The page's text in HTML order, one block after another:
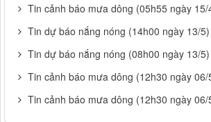
Tin cảnh báo mưa dông (05h55 ngày 15/
Tin dự báo nắng nóng (14h00 ngày 13/5)
Tin dự báo nắng nóng (08h00 ngày 13/5)
Tin cảnh báo mưa dông (12h30 ngày 06/
Tin cảnh báo mưa dông (12h30 ngày 06/